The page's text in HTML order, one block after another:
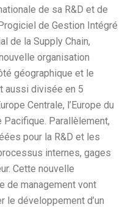
de sa R&D et de
de Gestion Intégré
de la Supply Chain,
organisation
géographique et le
aussi divisée en 5
Centrale, l’Europe du
Pacifique. Parallèlement,
pour la R&D et les
internes, gages
Cette nouvelle
de management vont
le développement d’un